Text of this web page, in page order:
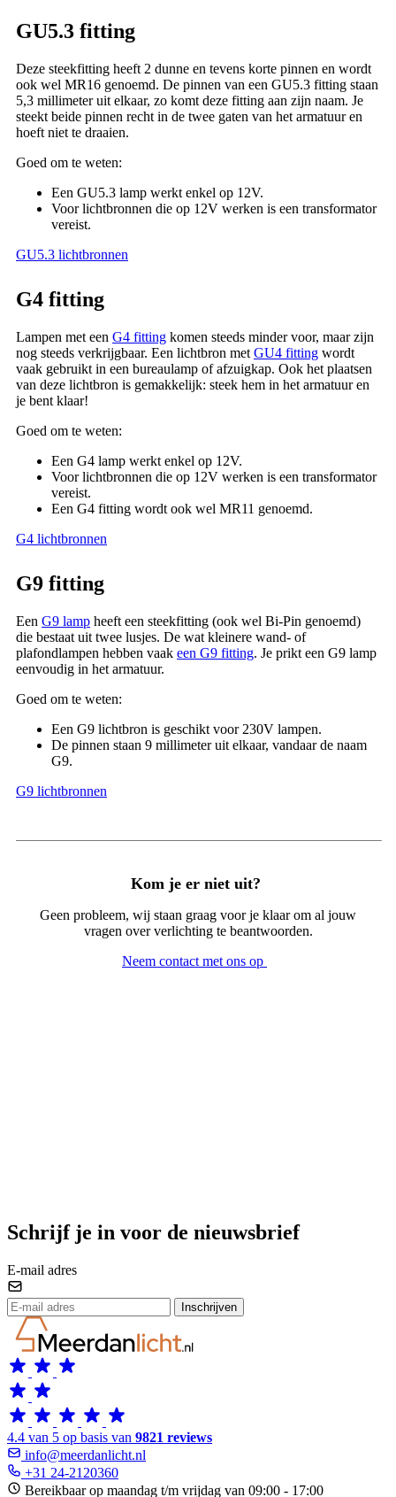
GU5.3 fitting
Deze steekfitting heeft 2 dunne en tevens korte pinnen en wordt
ook wel MR16 genoemd. De pinnen van een GU5.3 fitting staan
5,3 millimeter uit elkaar, zo komt deze fitting aan zijn naam. Je
steekt beide pinnen recht in de twee gaten van het armatuur en
hoeft niet te draaien.
Goed om te weten:
Een GU5.3 lamp werkt enkel op 12V.
Voor lichtbronnen die op 12V werken is een transformator
vereist.
GU5.3 lichtbronnen
G4 fitting
Lampen met een G4 fitting komen steeds minder voor, maar zijn
nog steeds verkrijgbaar. Een lichtbron met GU4 fitting wordt
vaak gebruikt in een bureaulamp of afzuigkap. Ook het plaatsen
van deze lichtbron is gemakkelijk: steek hem in het armatuur en
je bent klaar!
Goed om te weten:
Een G4 lamp werkt enkel op 12V.
Voor lichtbronnen die op 12V werken is een transformator
vereist.
Een G4 fitting wordt ook wel MR11 genoemd.
G4 lichtbronnen
G9 fitting
Een G9 lamp heeft een steekfitting (ook wel Bi-Pin genoemd)
die bestaat uit twee lusjes. De wat kleinere wand- of
plafondlampen hebben vaak een G9 fitting. Je prikt een G9 lamp
eenvoudig in het armatuur.
Goed om te weten:
Een G9 lichtbron is geschikt voor 230V lampen.
De pinnen staan 9 millimeter uit elkaar, vandaar de naam
G9.
G9 lichtbronnen
Kom je er niet uit?
Geen probleem, wij staan graag voor je klaar om al jouw
vragen over verlichting te beantwoorden.
Neem contact met ons op
Schrijf je in voor de nieuwsbrief
E-mail adres
Inschrijven
4.4 van 5 op basis van 9821 reviews
info@meerdanlicht.nl
+31 24-2120360
Bereikbaar op maandag t/m vrijdag van 09:00 - 17:00